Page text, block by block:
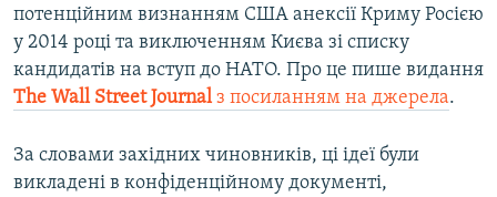
потенційним визнанням США анексії Криму Росією
у 2014 році та виключенням Києва зі списку
кандидатів на вступ до НАТО. Про це пише видання
The Wall Street Journalз посиланням на джерела.
За словами західних чиновників, ці ідеї були
викладені в конфіденційному документі,